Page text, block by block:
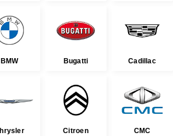
BMW Bugatti Cadillac
Citroen CMC